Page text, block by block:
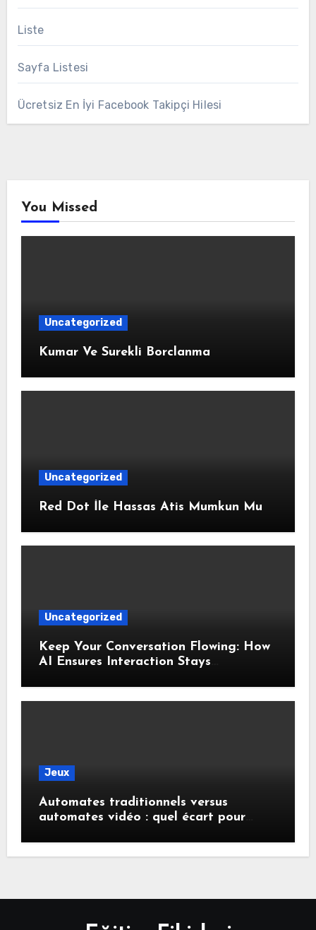
Liste
Sayfa Listesi
Ücretsiz En İyi Facebook Takipçi Hilesi
You Missed
Uncategorized
Kumar Ve Surekli Borclanma
Uncategorized
Red Dot İle Hassas Atis Mumkun Mu
Uncategorized
Keep Your Conversation Flowing: How
AI Ensures Interaction Stays
Jeux
Automates traditionnels versus
automates vidéo : quel écart pour